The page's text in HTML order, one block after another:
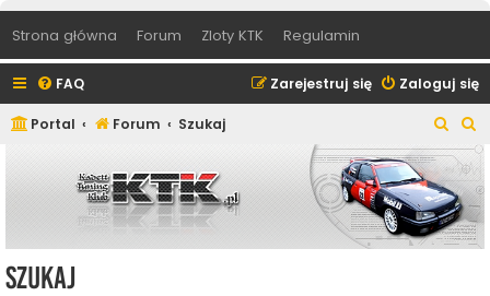
Strona główna Forum Zloty KTK Regulamin
FAQ Zaloguj się
Zarejestruj się
Portal Forum Szukaj
z
u
k
z
u
k
a
Szukaj